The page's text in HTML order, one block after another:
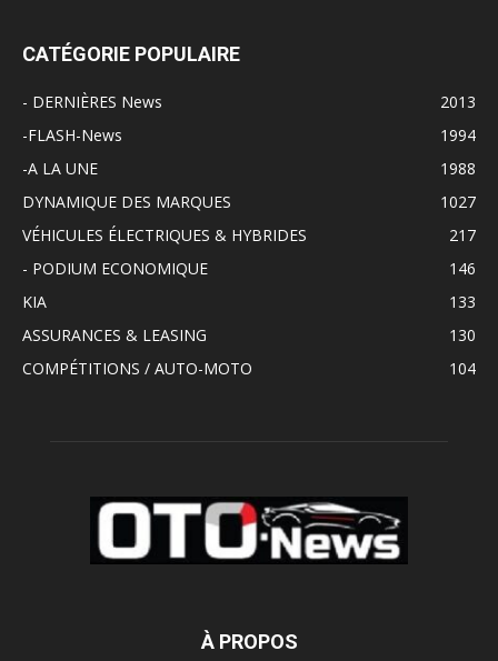
CATÉGORIE POPULAIRE
- DERNIÈRES News
2013
-FLASH-News
1994
-A LA UNE
1988
DYNAMIQUE DES MARQUES
1027
VÉHICULES ÉLECTRIQUES & HYBRIDES
217
- PODIUM ECONOMIQUE
146
KIA
133
ASSURANCES & LEASING
130
COMPÉTITIONS / AUTO-MOTO
104
À PROPOS